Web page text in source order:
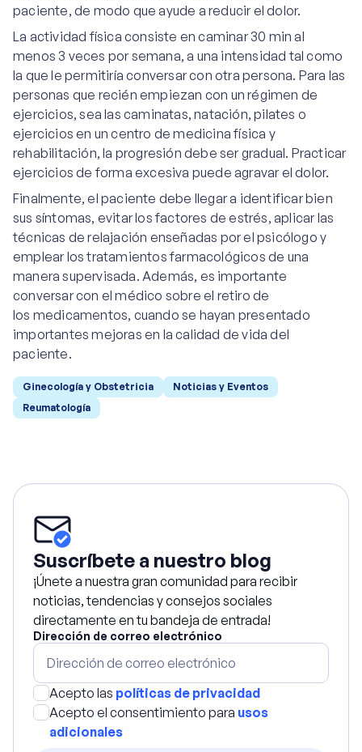
paciente, de modo que ayude a reducir el dolor.
La actividad física consiste en caminar 30 min al
menos 3 veces por semana, a una intensidad tal como
la que le permitiría conversar con otra persona. Para las
personas que recién empiezan con un régimen de
ejercicios, sea las caminatas, natación, pilates o
ejercicios en un centro de medicina física y
rehabilitación, la progresión debe ser gradual. Practicar
ejercicios de forma excesiva puede agravar el dolor.
Finalmente, el paciente debe llegar a identificar bien
sus síntomas, evitar los factores de estrés, aplicar las
técnicas de relajación enseñadas por el psicólogo y
emplear los tratamientos farmacológicos de una
manera supervisada. Además, es importante
conversar con el médico sobre el retiro de
los medicamentos, cuando se hayan presentado
importantes mejoras en la calidad de vida del
paciente.
Ginecología y Obstetricia
Noticias y Eventos
Reumatología
Suscríbete a nuestro blog
¡Únete a nuestra gran comunidad para recibir
noticias, tendencias y consejos sociales
directamente en tu bandeja de entrada!
Dirección de correo electrónico
Acepto las políticas de privacidad
Acepto el consentimiento para usos
adicionales